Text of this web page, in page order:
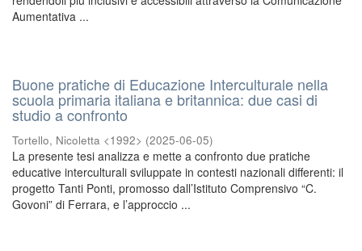
Aumentativa ...
Buone pratiche di Educazione Interculturale nella
scuola primaria italiana e britannica: due casi di
studio a confronto
Tortello, Nicoletta <1992> (2025-06-05)
La presente tesi analizza e mette a confronto due pratiche
educative interculturali sviluppate in contesti nazionali differenti: il
progetto Tanti Ponti, promosso dall’Istituto Comprensivo “C.
Govoni” di Ferrara, e l’approccio ...